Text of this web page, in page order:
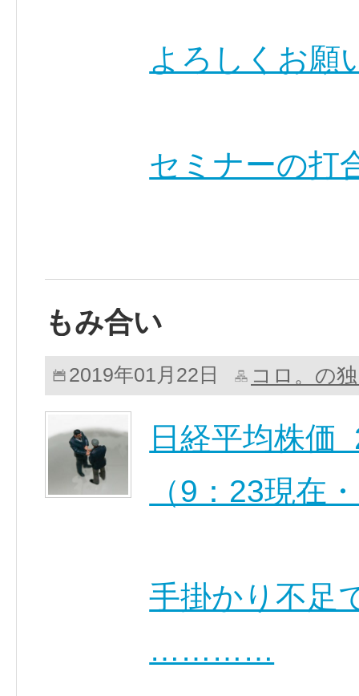
よろしくお願
セミナーの
もみ合い
2019年01月22日 コロ。の
日経平均株価
（9：23現在
手掛かり不足
…………